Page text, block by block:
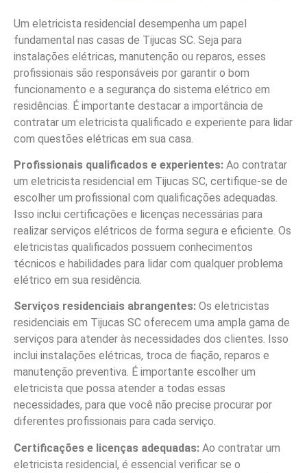
Um eletricista residencial desempenha um papel
fundamental nas casas de Tijucas SC. Seja para
instalações elétricas, manutenção ou reparos, esses
profissionais são responsáveis por garantir o bom
funcionamento e a segurança do sistema elétrico em
residências. É importante destacar a importância de
contratar um eletricista qualificado e experiente para lidar
com questões elétricas em sua casa.
Profissionais qualificados e experientes: Ao contratar
um eletricista residencial em Tijucas SC, certifique-se de
escolher um profissional com qualificações adequadas.
Isso inclui certificações e licenças necessárias para
realizar serviços elétricos de forma segura e eficiente. Os
eletricistas qualificados possuem conhecimentos
técnicos e habilidades para lidar com qualquer problema
elétrico em sua residência.
Serviços residenciais abrangentes: Os eletricistas
residenciais em Tijucas SC oferecem uma ampla gama de
serviços para atender às necessidades dos clientes. Isso
inclui instalações elétricas, troca de fiação, reparos e
manutenção preventiva. É importante escolher um
eletricista que possa atender a todas essas
necessidades, para que você não precise procurar por
diferentes profissionais para cada serviço.
Certificações e licenças adequadas: Ao contratar um
eletricista residencial, é essencial verificar se o